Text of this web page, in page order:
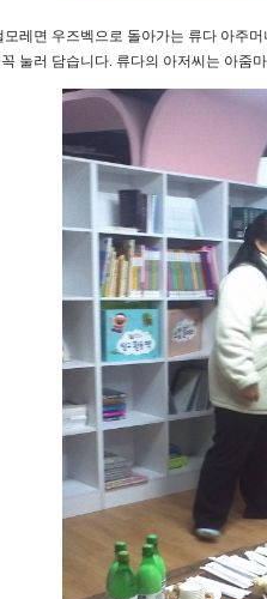
모레면 우즈벡으로 돌아가는 류다 아주
눌러 담습니다. 류다의 아저씨는 아줌